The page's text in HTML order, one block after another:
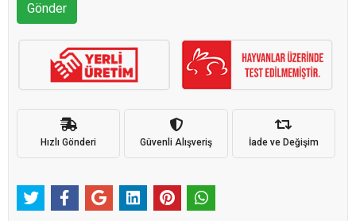
Gönder
Hızlı Gönderi Güvenli Alışveriş İade ve Değişim